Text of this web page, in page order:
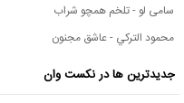
سامی لو - تلخم همچو شراب
محمود التركي - عاشق مجنون
جدیدترین ها در نکست وان